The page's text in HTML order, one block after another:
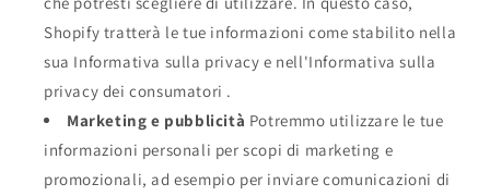
Shopify tratterà le tue informazioni come stabilito nella
sua Informativa sulla privacy e nell'Informativa sulla
privacy dei consumatori .
Marketing e pubblicità Potremmo utilizzare le tue
informazioni personali per scopi di marketing e
promozionali, ad esempio per inviare comunicazioni di